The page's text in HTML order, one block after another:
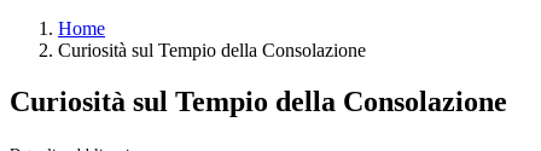
Home
Curiosità sul Tempio della Consolazione
Curiosità sul Tempio della Consolazione